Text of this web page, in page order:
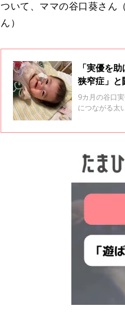
ついて、ママの谷口葵さん
ん）
「実優を
狭窄症」と
9カ月の谷口
につながる太